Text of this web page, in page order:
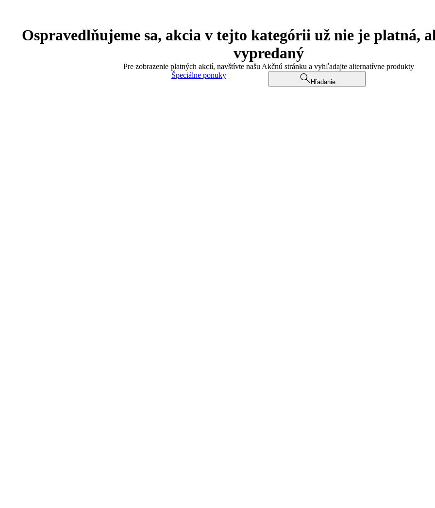
Ospravedlňujeme sa, akcia v tejto kategórii už nie je platná,
vypredaný
Pre zobrazenie platných akcií, navštívte našu Akčnú stránku a vyhľadajte alternatívne produkty
Špeciálne ponuky
Hľadanie